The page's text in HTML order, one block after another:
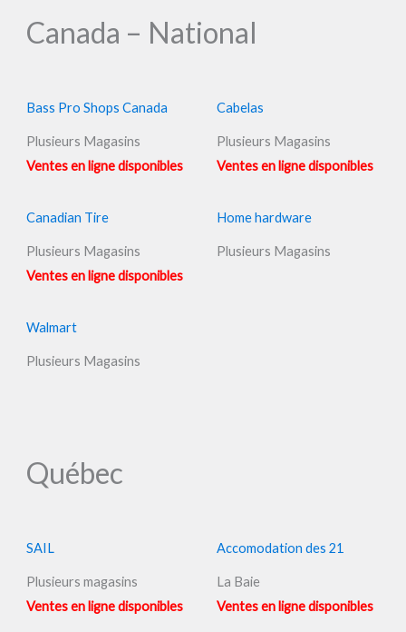
Canada – National
Bass Pro Shops Canada
Plusieurs Magasins
Ventes en ligne disponibles
Cabelas
Plusieurs Magasins
Ventes en ligne disponibles
Canadian Tire
Plusieurs Magasins
Ventes en ligne disponibles
Home hardware
Plusieurs Magasins
Walmart
Plusieurs Magasins
Québec
SAIL
Plusieurs magasins
Ventes en ligne disponibles
Accomodation des 21
La Baie
Ventes en ligne disponibles